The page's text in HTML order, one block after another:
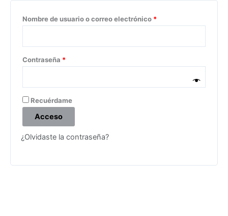
Nombre de usuario o correo electrónico *
Contraseña *
Recuérdame
Acceso
¿Olvidaste la contraseña?